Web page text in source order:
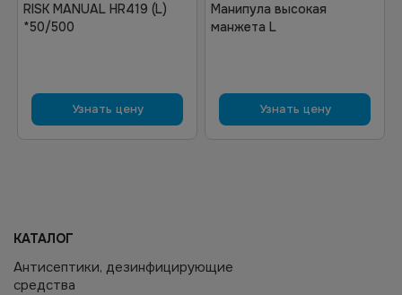
RISK MANUAL HR419 (L)
*50/500
Узнать цену
Манипула высокая
манжета L
Узнать цену
КАТАЛОГ
Антисептики, дезинфицирующие
средства